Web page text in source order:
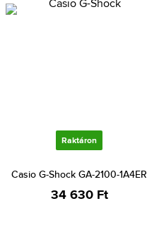
Raktáron
Casio G-Shock GA-2100-1A4ER
34 630 Ft